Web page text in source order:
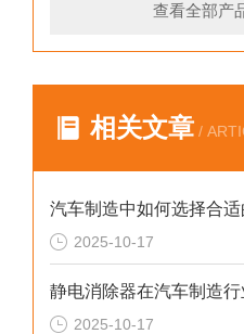
查看全部产
相关文章 /
汽车制造中如何选择合
2025-10-17
2025-10-17